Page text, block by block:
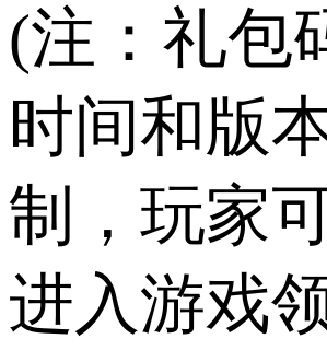
(注：礼包
时间和版
制，玩家
进入游戏